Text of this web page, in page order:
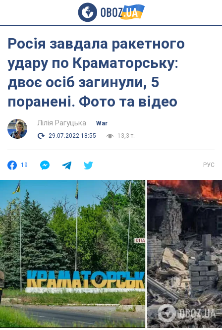
Росія завдала ракетного
удару по Краматорську:
двоє осіб загинули, 5
поранені. Фото та відео
Лілія Рагуцька
War
29.07.2022 18:55
13,3 т.
19 РУС